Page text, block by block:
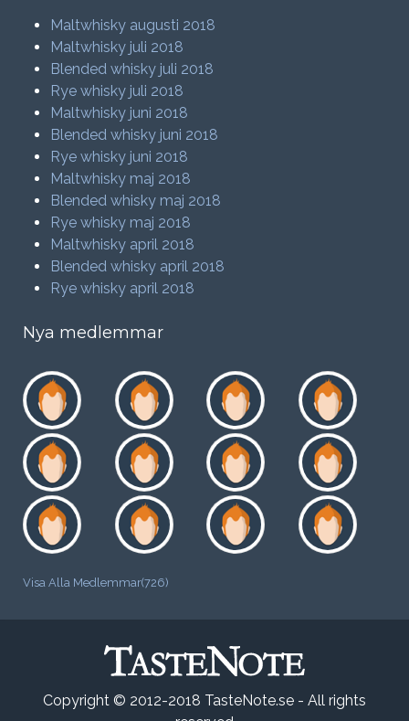
Maltwhisky augusti 2018
Maltwhisky juli 2018
Blended whisky juli 2018
Rye whisky juli 2018
Maltwhisky juni 2018
Blended whisky juni 2018
Rye whisky juni 2018
Maltwhisky maj 2018
Blended whisky maj 2018
Rye whisky maj 2018
Maltwhisky april 2018
Blended whisky april 2018
Rye whisky april 2018
Nya medlemmar
Visa Alla Medlemmar(726)
Copyright © 2012-2018 TasteNote.se - All rights